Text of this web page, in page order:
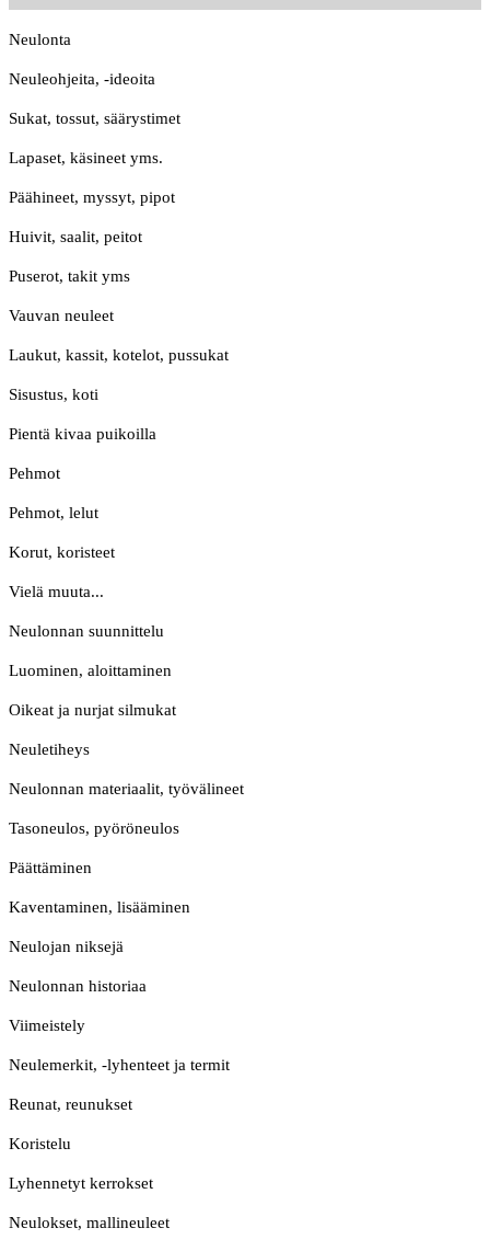
Neulonta
Neuleohjeita, -ideoita
Sukat, tossut, säärystimet
Lapaset, käsineet yms.
Päähineet, myssyt, pipot
Huivit, saalit, peitot
Puserot, takit yms
Vauvan neuleet
Laukut, kassit, kotelot, pussukat
Sisustus, koti
Pientä kivaa puikoilla
Pehmot
Pehmot, lelut
Korut, koristeet
Vielä muuta...
Neulonnan suunnittelu
Luominen, aloittaminen
Oikeat ja nurjat silmukat
Neuletiheys
Neulonnan materiaalit, työvälineet
Tasoneulos, pyöröneulos
Päättäminen
Kaventaminen, lisääminen
Neulojan niksejä
Neulonnan historiaa
Viimeistely
Neulemerkit, -lyhenteet ja termit
Reunat, reunukset
Koristelu
Lyhennetyt kerrokset
Neulokset, mallineuleet